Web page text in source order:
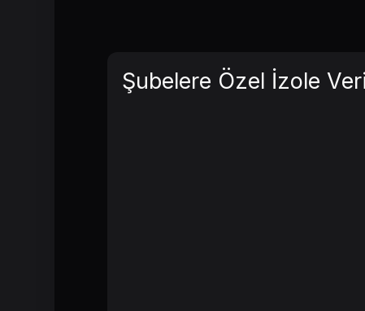
Şubelere Özel İzole